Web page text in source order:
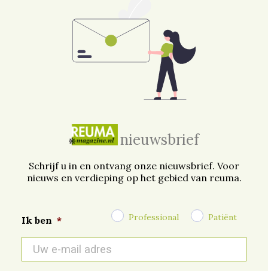
nieuwsbrief
Schrijf u in en ontvang onze nieuwsbrief. Voor
nieuws en verdieping op het gebied van reuma.
Ik ben * Professional Patiënt
mail
*